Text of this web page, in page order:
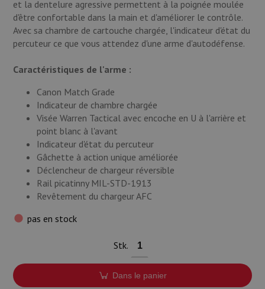
et la dentelure agressive permettent à la poignée moulée
d'être confortable dans la main et d'améliorer le contrôle.
Avec sa chambre de cartouche chargée, l'indicateur d'état du
percuteur ce que vous attendez d'une arme d'autodéfense.
Caractéristiques de l'arme :
Canon Match Grade
Indicateur de chambre chargée
Visée Warren Tactical avec encoche en U à l'arrière et
point blanc à l'avant
Indicateur d'état du percuteur
Gâchette à action unique améliorée
Déclencheur de chargeur réversible
Rail picatinny MIL-STD-1913
Revêtement du chargeur AFC
pas en stock
Stk.
Dans le panier